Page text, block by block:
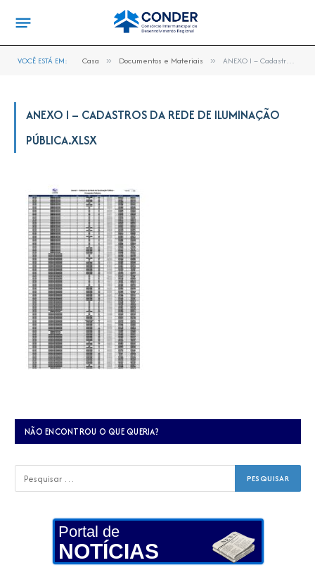
VOCÊ ESTÁ EM: Casa » Documentos e Materiais » ANEXO I – Cadastros da Rede de Iluminação Pública.xlsx
ANEXO I – CADASTROS DA REDE DE ILUMINAÇÃO
PÚBLICA.XLSX
NÃO ENCONTROU O QUE QUERIA?
Portal de
NOTÍCIAS